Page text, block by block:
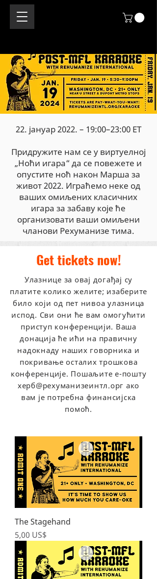
22. јануар 2022. – 19:00–23:00 ЕТ
Придружите нам се у виртуелној
„Ноћи игара“ да се повежете и
опустите ноћ након Марша за
живот 2022. Играћемо неке од
ваших омиљених класичних
игара за забаву које ће
организовати ваши омиљени
чланови Рехуманизе тима.
Get tickets now!
Улазнице за овај догађај су
платите колико желите; изаберите
било који од пет нивоа улазница
испод. Сви они ће вам омогућити
приступ конференцији. Ваша
донација ће ићи на правичну
надокнаду наших говорника и
покривање осталих трошкова
конференције. Пошаљите е-пошту
херб@рехуманизеинтл.орг ако
вам је потребна финансијска
помоћ.
The Stagehand
Price
5,00 US$